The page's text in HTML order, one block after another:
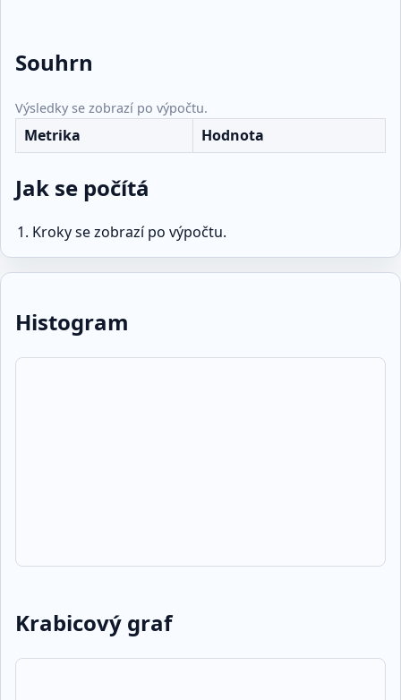
Souhrn
Výsledky se zobrazí po výpočtu.
Metrika Hodnota
Jak se počítá
Kroky se zobrazí po výpočtu.
Histogram
Krabicový graf